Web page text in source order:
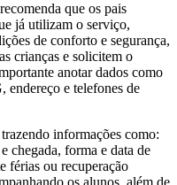
que os pais
já utilizam o serviço,
de conforto e segurança,
crianças e solicitem o
anotar dados como
endereço e telefones de
informações como:
chegada, forma e data de
férias ou recuperação